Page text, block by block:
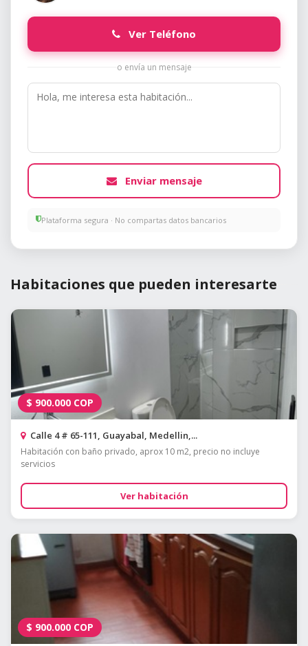
Ver Teléfono
o envía un mensaje
Enviar mensaje
Plataforma segura · No compartas datos bancarios
Habitaciones que pueden interesarte
$ 900.000 COP
Calle 4 # 65-111, Guayabal, Medellin,...
Habitación con baño privado, aprox 10 m2, precio no incluye
servicios
Ver habitación
$ 900.000 COP